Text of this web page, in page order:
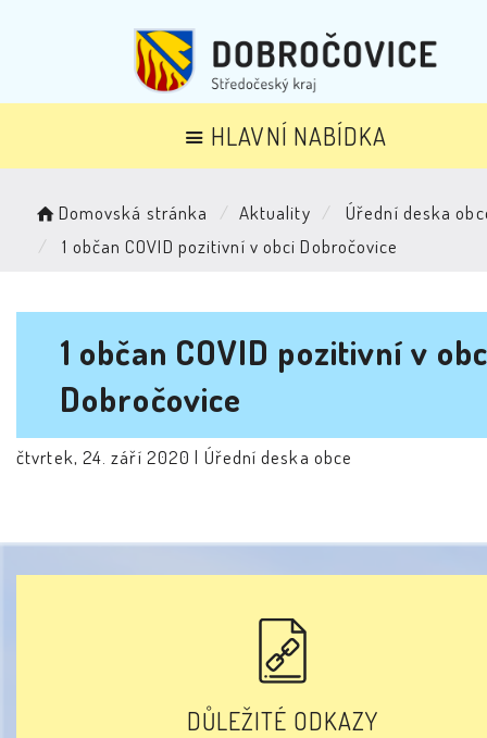
HLAVNÍ NABÍDKA
Domovská stránka Aktuality
Úřední deska
1 občan COVID pozitivní v obci Dobročovice
1 občan COVID pozitivní v
Dobročovice
čtvrtek, 24. září 2020 | Úřední deska obce
DŮLEŽITÉ ODKAZY